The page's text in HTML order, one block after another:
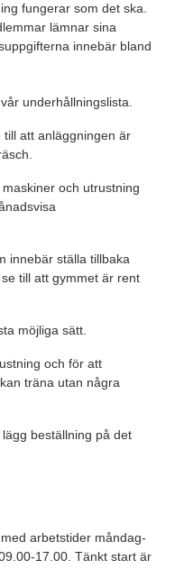
fungerar som det ska.
lämnar sina
innebär bland
underhållningslista.
att anläggningen är
och utrustning
innebär ställa tillbaka
till att gymmet är rent
möjliga sätt.
och för att
träna utan några
beställning på det
arbetstider måndag-
17.00. Tänkt start är